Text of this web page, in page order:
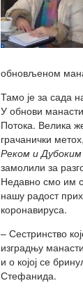
обновљеном
Тамо је за сада
У обнови
Потока. Велика
грачанички
Реком и
замолили за
Недавно смо им
нашу радост
коронавируса.
– Сестринство
изградњу
и о којој се
Стефанида.